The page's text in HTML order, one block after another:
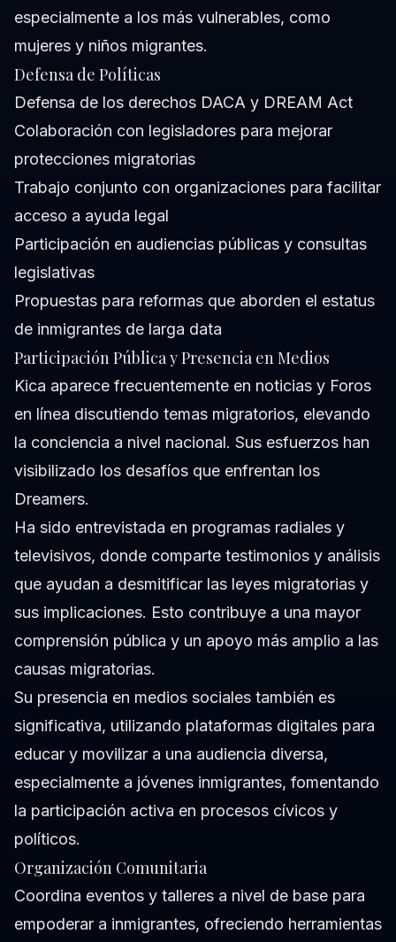
especialmente a los más vulnerables, como
mujeres y niños migrantes.
Defensa de Políticas
Defensa de los derechos DACA y DREAM Act
Colaboración con legisladores para mejorar
protecciones migratorias
Trabajo conjunto con organizaciones para facilitar
acceso a ayuda legal
Participación en audiencias públicas y consultas
legislativas
Propuestas para reformas que aborden el estatus
de inmigrantes de larga data
Participación Pública y Presencia en Medios
Kica aparece frecuentemente en noticias y Foros
en línea discutiendo temas migratorios, elevando
la conciencia a nivel nacional. Sus esfuerzos han
visibilizado los desafíos que enfrentan los
Dreamers.
Ha sido entrevistada en programas radiales y
televisivos, donde comparte testimonios y análisis
que ayudan a desmitificar las leyes migratorias y
sus implicaciones. Esto contribuye a una mayor
comprensión pública y un apoyo más amplio a las
causas migratorias.
Su presencia en medios sociales también es
significativa, utilizando plataformas digitales para
educar y movilizar a una audiencia diversa,
especialmente a jóvenes inmigrantes, fomentando
la participación activa en procesos cívicos y
políticos.
Organización Comunitaria
Coordina eventos y talleres a nivel de base para
empoderar a inmigrantes, ofreciendo herramientas